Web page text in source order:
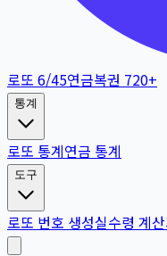
로또 6/45연금복권 720+
통계
로또 통계연금 통계
도구
로또 번호 생성실수령 계